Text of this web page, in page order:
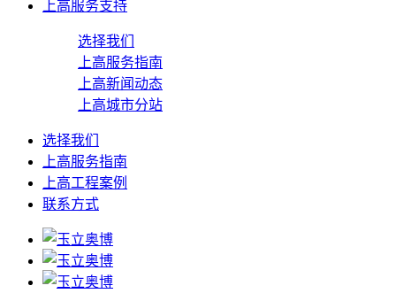
上高服务支持
选择我们
上高服务指南
上高新闻动态
上高城市分站
选择我们
上高服务指南
上高工程案例
联系方式